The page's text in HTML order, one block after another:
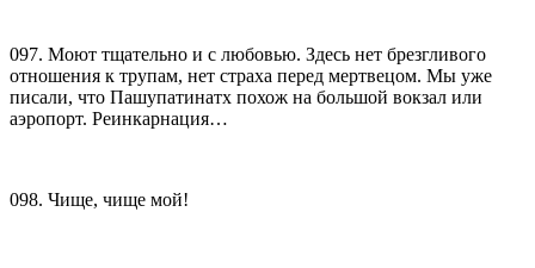
097. Моют тщательно и с любовью. Здесь нет брезгливого
отношения к трупам, нет страха перед мертвецом. Мы уже
писали, что Пашупатинатх похож на большой вокзал или
аэропорт. Реинкарнация…
098. Чище, чище мой!